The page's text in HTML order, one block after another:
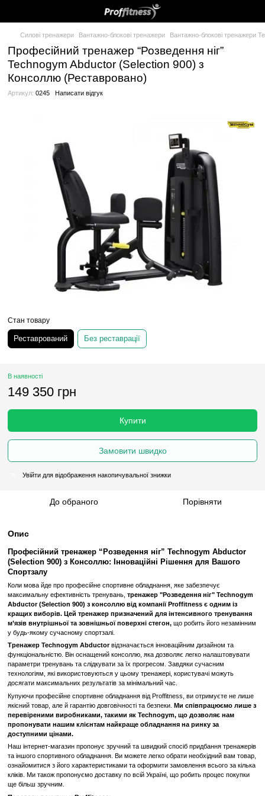
Професійний тренажер “Розведення
Technogym Abductor (Selection 900) з
Консоллю (Реставровано)
Без реставрації
Замовити швидко
% Увійтидля відображення накопичувальної знижки
До обраного
Опис
Професійний тренажер “Розведення ніг”
(Selection 900) з Консоллю: Інноваційні Рішення
Спортзалу
Коли мова йде про професійне спортивне обладнання, яке
максимальну ефективність тренувань,тренажер "Розведення
Abductor (Selection 900) з консоллю від компанії Proffitness є
кращих виборів. Цей тренажер призначений для
м’язів внутрішньої та зовнішньої поверхні стегон,що робить
у будь-якому сучасному спортзалі.